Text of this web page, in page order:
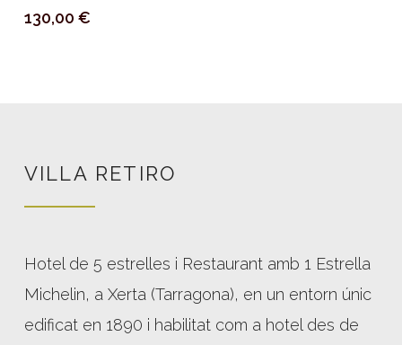
130,00 €
VILLA RETIRO
Hotel de 5 estrelles i Restaurant amb 1 Estrella
Michelin, a Xerta (Tarragona), en un entorn únic
edificat en 1890 i habilitat com a hotel des de